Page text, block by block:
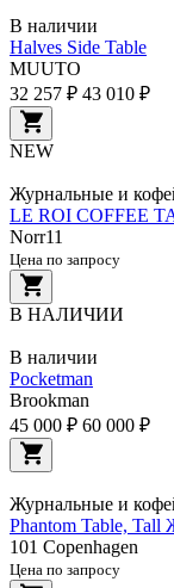
В наличии
Halves Side Table
MUUTO
32 257 ₽ 43 010 ₽
NEW
Журнальные и
LE ROI COFFEE
Norr11
Цена по запросу
В НАЛИЧИИ
В наличии
Pocketman
Brookman
45 000 ₽ 60 000 ₽
Журнальные и
Phantom Table, Tall
101 Copenhagen
Цена по запросу